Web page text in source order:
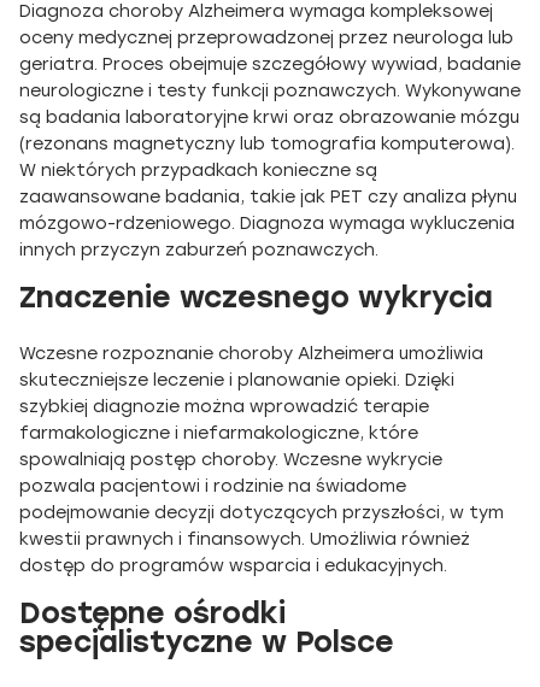
Diagnoza choroby Alzheimera wymaga kompleksowej
oceny medycznej przeprowadzonej przez neurologa lub
geriatra. Proces obejmuje szczegółowy wywiad, badanie
neurologiczne i testy funkcji poznawczych. Wykonywane
są badania laboratoryjne krwi oraz obrazowanie mózgu
(rezonans magnetyczny lub tomografia komputerowa).
W niektórych przypadkach konieczne są
zaawansowane badania, takie jak PET czy analiza płynu
mózgowo-rdzeniowego. Diagnoza wymaga wykluczenia
innych przyczyn zaburzeń poznawczych.
Znaczenie wczesnego wykrycia
Wczesne rozpoznanie choroby Alzheimera umożliwia
skuteczniejsze leczenie i planowanie opieki. Dzięki
szybkiej diagnozie można wprowadzić terapie
farmakologiczne i niefarmakologiczne, które
spowalniają postęp choroby. Wczesne wykrycie
pozwala pacjentowi i rodzinie na świadome
podejmowanie decyzji dotyczących przyszłości, w tym
kwestii prawnych i finansowych. Umożliwia również
dostęp do programów wsparcia i edukacyjnych.
Dostępne ośrodki
specjalistyczne w Polsce